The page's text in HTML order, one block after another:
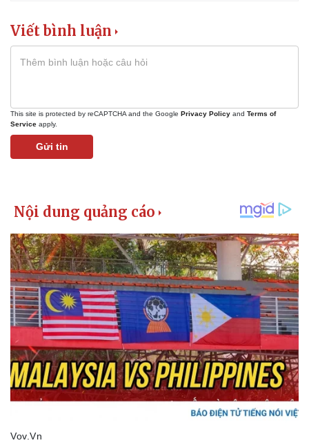
Kinh tế
Bất động sản
Chứng khoán
Viết bình luận
This site is protected by reCAPTCHA and the Google Privacy Policy and Terms of
Service apply.
Gửi tin